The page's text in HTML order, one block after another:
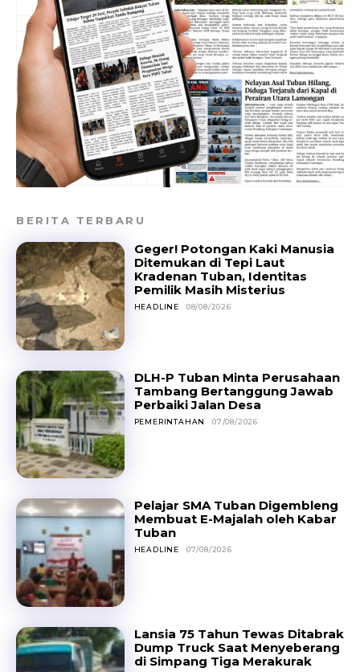
BERITA TERBARU
Geger! Potongan Kaki Manusia
Ditemukan di Tepi Laut
Kradenan Tuban, Identitas
Pemilik Masih Misterius
HEADLINE 08/08/2026
DLH-P Tuban Minta Perusahaan
Tambang Bertanggung Jawab
Perbaiki Jalan Desa
PEMERINTAHAN 07/08/2026
Pelajar SMA Tuban Digembleng
Membuat E-Majalah oleh Kabar
Tuban
HEADLINE 07/08/2026
Lansia 75 Tahun Tewas Ditabrak
Dump Truck Saat Menyeberang
di Simpang Tiga Merakurak